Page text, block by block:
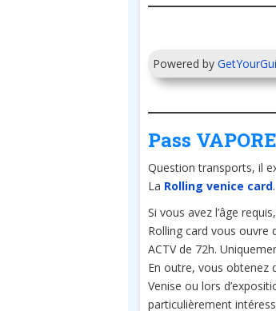
Powered by
Pass
Question transports, il
La Rolling venice card.
Si vous avez l’âge
Rolling card vous ouvre
ACTV de 72h.
En outre, vous obtenez
Venise ou lors
particulièrement